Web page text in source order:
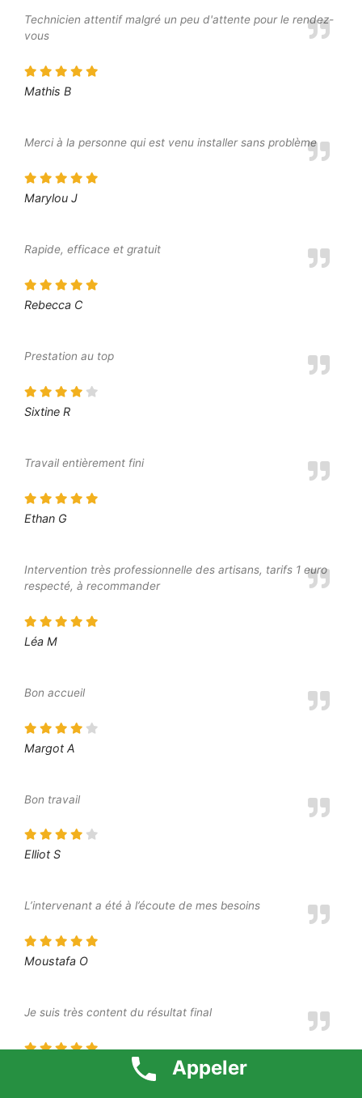
Technicien attentif malgré un peu d'attente pour le rendez-
vous
Mathis B
Merci à la personne qui est venu installer sans problème
Marylou J
Rapide, efficace et gratuit
Rebecca C
Prestation au top
Sixtine R
Travail entièrement fini
Ethan G
Intervention très professionnelle des artisans, tarifs 1 euro
respecté, à recommander
Léa M
Bon accueil
Margot A
Bon travail
Elliot S
L’intervenant a été à l’écoute de mes besoins
Moustafa O
Je suis très content du résultat final
Appeler